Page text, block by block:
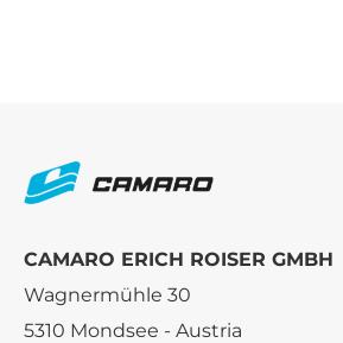
CAMARO ERICH ROISER GMBH
Wagnermühle 30
5310 Mondsee - Austria